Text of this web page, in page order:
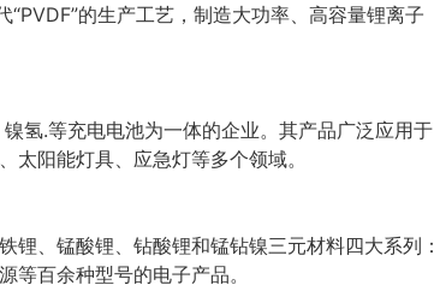
的生产工艺，制造大功率、高容量锂离子
氢.等充电电池为一体的企业。其产品广泛应用于
阳能灯具、应急灯等多个领域。
、锰酸锂、钻酸锂和锰钻镍三元材料四大系列：
等百余种型号的电子产品。